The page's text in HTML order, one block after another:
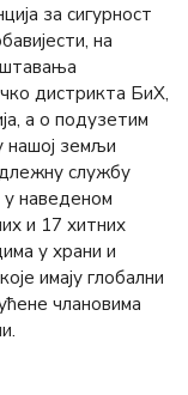
за сигурност
на
дистрикта БиХ,
а о подузетим
нашој земљи
службу
у наведеном
и 17 хитних
у храни и
имају глобални
члановима